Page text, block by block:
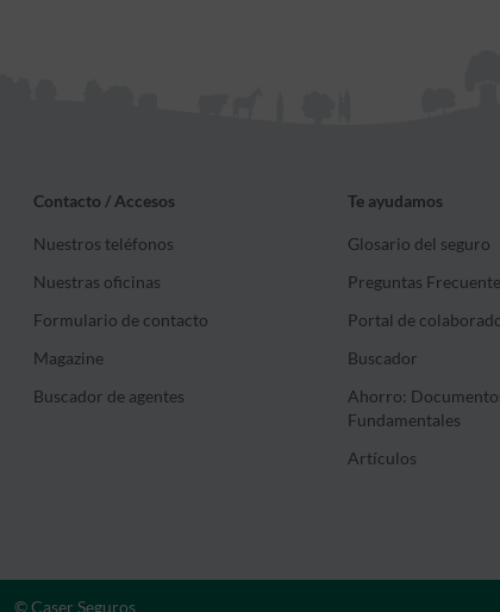
Contacto / Accesos
Nuestros teléfonos
Nuestras oficinas
Formulario de contacto
Magazine
Buscador de agentes
Te ayudamos
Glosario del seguro
Preguntas
Portal de
Buscador
Ahorro:
Fundamentales
Artículos
© Caser Seguros